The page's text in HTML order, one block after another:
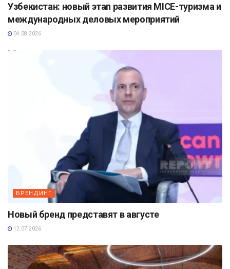
Узбекистан: новый этап развития MICE-туризма и
международных деловых мероприятий
04.08.2026
БРЕНДИНГ
Новый бренд представят в августе
12.07.2026